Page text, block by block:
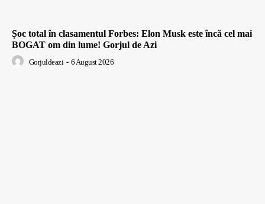
Șoc total în clasamentul Forbes: Elon Musk este încă cel mai
BOGAT om din lume! Gorjul de Azi
Gorjuldeazi - 6 August 2026